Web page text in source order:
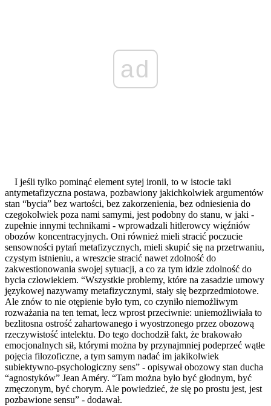
ad
I jeśli tylko pominąć element sytej ironii, to w istocie taki
antymetafizyczna postawa, pozbawiony jakichkolwiek argumentów
stan “bycia” bez wartości, bez zakorzenienia, bez odniesienia do
czegokolwiek poza nami samymi, jest podobny do stanu, w jaki -
zupełnie innymi technikami - wprowadzali hitlerowcy więźniów
obozów koncentracyjnych. Oni również mieli stracić poczucie
sensowności pytań metafizycznych, mieli skupić się na przetrwaniu,
czystym istnieniu, a wreszcie stracić nawet zdolność do
zakwestionowania swojej sytuacji, a co za tym idzie zdolność do
bycia człowiekiem. “Wszystkie problemy, które na zasadzie umowy
językowej nazywamy metafizycznymi, stały się bezprzedmiotowe.
Ale znów to nie otępienie było tym, co czyniło niemożliwym
rozważania na ten temat, lecz wprost przeciwnie: uniemożliwiała to
bezlitosna ostrość zahartowanego i wyostrzonego przez obozową
rzeczywistość intelektu. Do tego dochodził fakt, że brakowało
emocjonalnych sił, którymi można by przynajmniej podeprzeć wątłe
pojęcia filozoficzne, a tym samym nadać im jakikolwiek
subiektywno-psychologiczny sens” - opisywał obozowy stan ducha
“agnostyków” Jean Améry. “Tam można było być głodnym, być
zmęczonym, być chorym. Ale powiedzieć, że się po prostu jest, jest
pozbawione sensu” - dodawał.